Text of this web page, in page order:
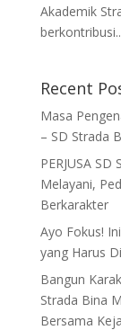
Akademik
Recent
Masa
– SD Strada
PERJUSA
Melayani,
Berkarakter
Ayo Fokus!
yang Harus
Bangun
Strada Bina
Bersama